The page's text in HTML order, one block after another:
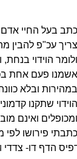
כתב בעל החיי אדם
צריך עכ"פ להבין
ולומר הוידוי
אשמנו פעם אחת
במהירות ובלא
הוידוי שתקנו
ומכופלים ואינם
כתבתי פירושו
הדף דו- צדדי